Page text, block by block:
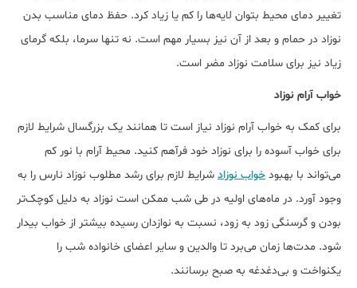
تغییر دمای محیط بتوان لایه‌ها را کم یا زیاد کرد. حفظ دمای مناسب بدن
نوزاد در حمام و بعد از آن نیز بسیار مهم است. نه تنها سرما، بلکه گرمای
زیاد نیز برای سلامت نوزاد مضر است.
خواب آرام نوزاد
برای کمک به خواب آرام نوزاد نیاز است تا همانند یک بزرگسال شرایط لازم
برای خواب آسوده را برای نوزاد خود فرآهم کنید. محیط آرام با نور کم
می‌تواند با بهبود خواب نوزاد شرایط لازم برای رشد مطلوب نوزاد نارس را به
وجود آورد. در ماه‌های اولیه در طی شب ممکن است نوزاد به دلیل کوچک‌تر
بودن و گرسنگی زود به زود، نسبت به نوازدان رسیده بیشتر از خواب بیدار
شود. مدت‌ها زمان می‌برد تا والدین و سایر اعضای خانواده شب را
یکنواخت و بی‌دغدغه به صبح برسانند.